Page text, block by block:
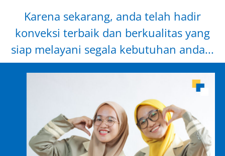
Karena sekarang, anda telah hadir
konveksi terbaik dan berkualitas yang
siap melayani segala kebutuhan anda...